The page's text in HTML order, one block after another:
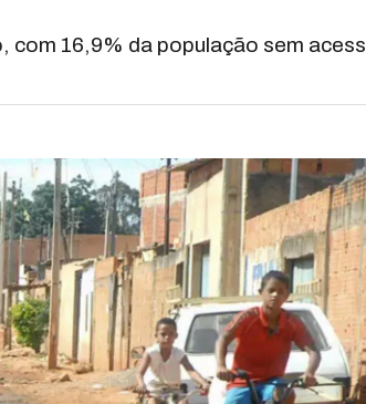
com 16,9% da população sem